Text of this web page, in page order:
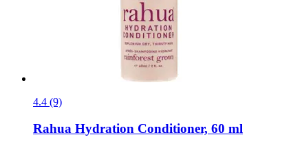
4.4 (9)
Rahua Hydration Conditioner, 60 ml